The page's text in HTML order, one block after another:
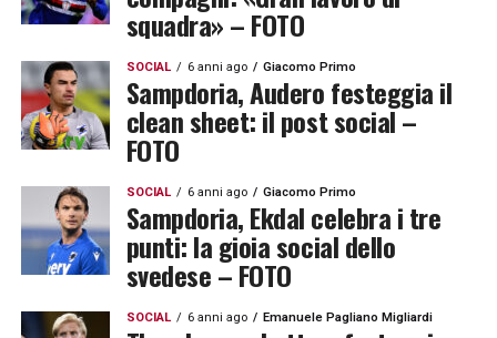
squadra» – FOTO
SOCIAL 6 anni ago Giacomo Primo
Sampdoria, Audero festeggia il
clean sheet: il post social –
FOTO
SOCIAL 6 anni ago Giacomo Primo
Sampdoria, Ekdal celebra i tre
punti: la gioia social dello
svedese – FOTO
SOCIAL 6 anni ago Emanuele Pagliano Migliardi